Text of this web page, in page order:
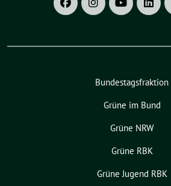
Bundestagsfraktion
Grüne im Bund
Grüne NRW
Grüne RBK
Grüne Jugend RBK